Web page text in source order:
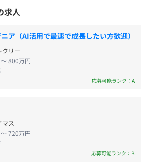
ム
目標設定をしていただきます。
ただきます。
身のキャリアパスを確認させていただ
後の展望にそった業務采配を行う面談
）
できて当たり前というのがシス
や開発できること自体の価値は低
を得るためには更なる付加価値が
す。ハードもソフトも開発できる
な開発のための判断と手段を有
スピードという付加価値を提供
だいてきました。 この状況に
経験を得て、新たなフィールド
います。 こうした企業としての
識を持ち続けることで、我々だ
価値ある未来をこれまで以上の
で創り出して行きたいと考えてい
求人
ア（AI活用で最速で成長したい方歓迎）
クリー
800万円
応募可能ランク：A
ス
720万円
応募可能ランク：B